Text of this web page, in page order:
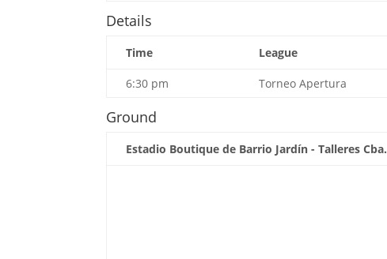
Details
Time League
6:30 pm Torneo Apertura
Ground
Estadio Boutique de Barrio Jardín - Talleres Cba.